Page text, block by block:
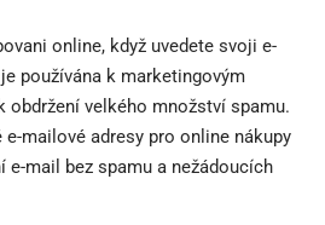
online, když uvedete svoji e-
používána k marketingovým
obdržení velkého množství spamu.
mailové adresy pro online nákupy
e-mail bez spamu a nežádoucích